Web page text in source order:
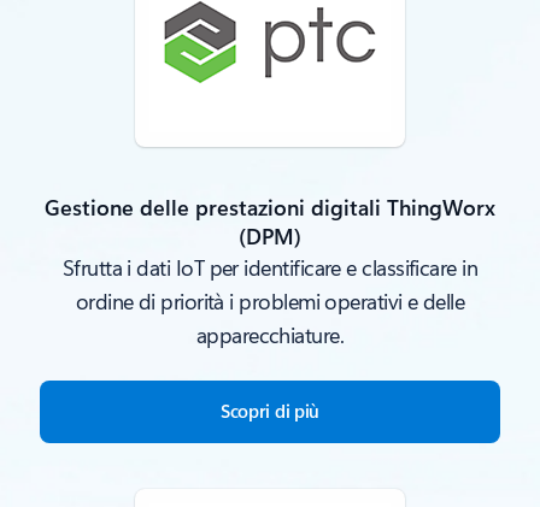
Gestione delle prestazioni digitali ThingWorx
(DPM)
Sfrutta i dati IoT per identificare e classificare in
ordine di priorità i problemi operativi e delle
apparecchiature.
Scopri di più